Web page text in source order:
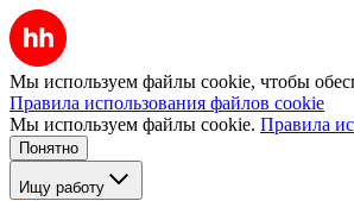
Мы используем файлы cookie, чтобы
Правила использования файлов cookie
Мы используем файлы cookie. Правила
Понятно
Ищу работу